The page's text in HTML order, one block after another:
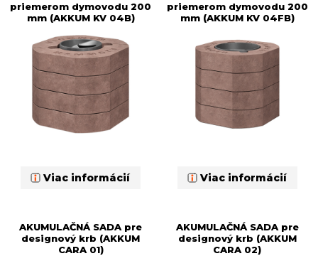
priemerom dymovodu 200
mm (AKKUM KV 04B)
Viac informácií
priemerom dymovodu 200
mm (AKKUM KV 04FB)
Viac informácií
AKUMULAČNÁ SADA pre
designový krb (AKKUM
CARA 01)
AKUMULAČNÁ SADA pre
designový krb (AKKUM
CARA 02)